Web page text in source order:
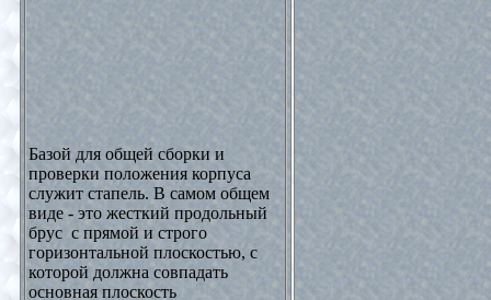
Базой для общей сборки и
проверки положения корпуса
служит стапель. В самом общем
виде - это жесткий продольный
брус с прямой и строго
горизонтальной плоскостью, с
которой должна совпадать
основная плоскость